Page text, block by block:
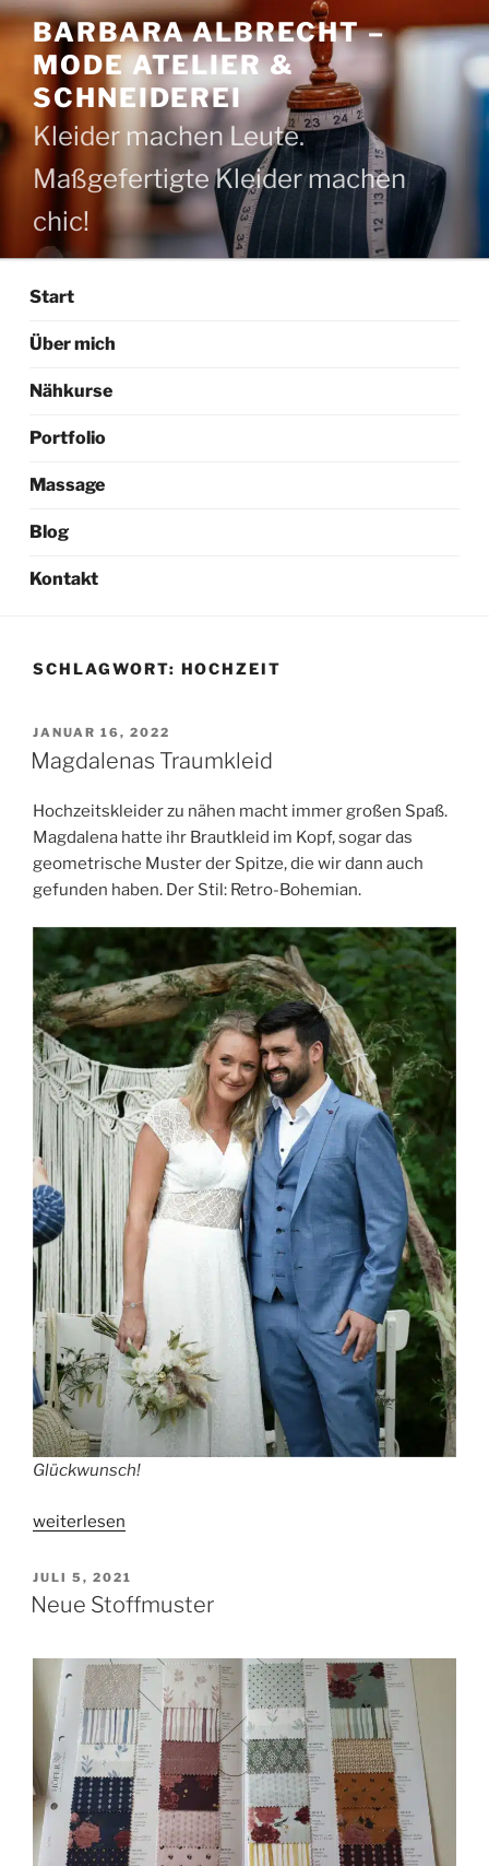
Zum
Inhalt
springen
BARBARA ALBRECHT –
MODE ATELIER &
SCHNEIDEREI
Kleider machen Leute.
Maßgefertigte Kleider machen
chic!
Start
Über mich
Nähkurse
Portfolio
Massage
Blog
Kontakt
SCHLAGWORT: HOCHZEIT
VERÖFFENTLICHT
AM
JANUAR 16, 2022
Magdalenas Traumkleid
Hochzeitskleider zu nähen macht immer großen Spaß.
Magdalena hatte ihr Brautkleid im Kopf, sogar das
geometrische Muster der Spitze, die wir dann auch
gefunden haben. Der Stil: Retro-Bohemian.
Glückwunsch!
„Magdalenas
weiterlesen
VERÖFFENTLICHT
AM
JULI 5, 2021
Neue Stoffmuster